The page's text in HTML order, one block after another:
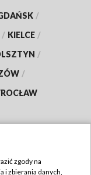
/
/ KIELCE /
/
/
zgody na
i zbierania danych,